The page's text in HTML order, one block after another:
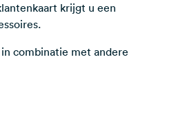
krijgt u een
combinatie met andere